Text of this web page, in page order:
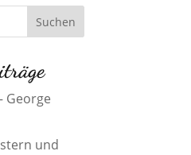
George
und